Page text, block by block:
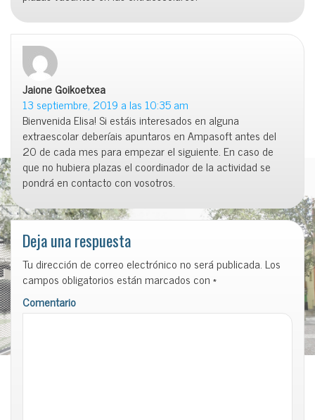
Jaione Goikoetxea
13 septiembre, 2019 a las 10:35 am
Bienvenida Elisa! Si estáis interesados en alguna
extraescolar deberíais apuntaros en Ampasoft antes del
20 de cada mes para empezar el siguiente. En caso de
que no hubiera plazas el coordinador de la actividad se
pondrá en contacto con vosotros.
Deja una respuesta
Tu dirección de correo electrónico no será publicada. Los
campos obligatorios están marcados con*
Comentario